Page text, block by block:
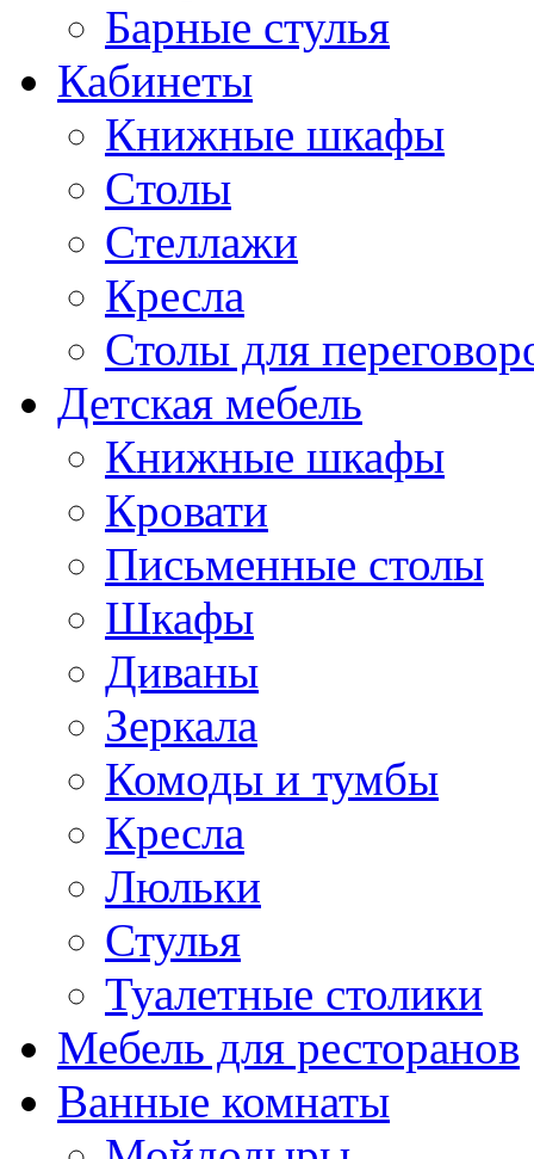
Барные стулья
Кабинеты
Книжные шкафы
Cтолы
Стеллажи
Кресла
Столы для
Детская мебель
Книжные шкафы
Кровати
Письменные столы
Шкафы
Диваны
Зеркала
Комоды и тумбы
Кресла
Люльки
Стулья
Туалетные столики
Мебель для ресторанов
Ванные комнаты